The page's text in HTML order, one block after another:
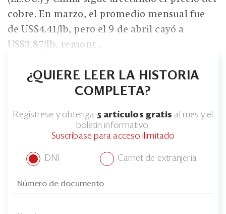
cobre. En marzo, el promedio mensual fue
de US$4.41/lb, pero el 9 de abril cayó a
US$3.87/lb, remont...
¿QUIERE LEER LA HISTORIA
COMPLETA?
Regístrese y obtenga 5 artículos gratis al mes y el
boletín informativo.
Suscríbase para acceso ilimitado
DNI Carnet de extranjería